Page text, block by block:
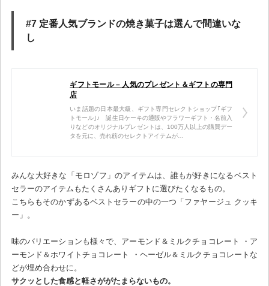
#7 定番人気ブランドの焼き菓子は選んで間違いな
し
ギフトモール – 人気のプレゼント＆ギフトの専門
店
いま話題の日本最大級、ギフト専門セレクトショップ｢ギフ
トモール｣♪ 誕生日ケーキの通販やフラワーギフト・名前入
りなどのオリジナルプレゼントは、100万人以上の購買デー
タを元に、売れ筋のセレクトアイテムが…
みんな大好きな「モロゾフ」のアイテムは、誰もが好きになるベスト
セラーのアイテムもたくさんありギフトに選びたくなるもの。
こちらもそのかずあるベストセラーの中の一つ「ファヤージュ クッキ
ー」。
味のバリエーションも様々で、アーモンド＆ミルクチョコレート ・ア
ーモンド＆ホワイトチョコレート ・ヘーゼル＆ミルクチョコレートな
どが埋め合わせに。
サクッとした食感と軽さががたまらないもの。